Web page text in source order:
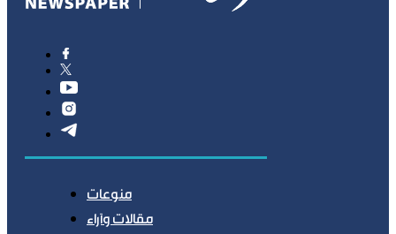
منوعات
مقالات وآراء